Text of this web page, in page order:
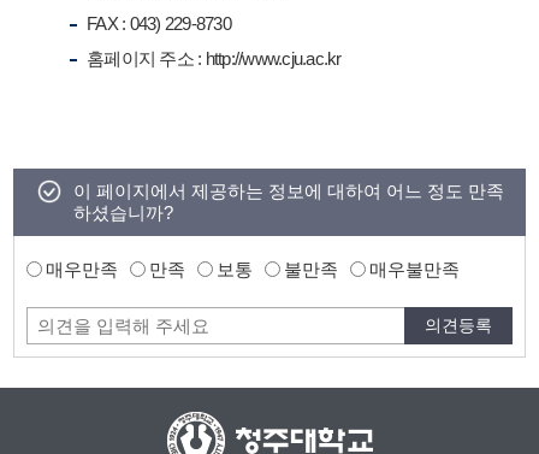
FAX : 043) 229-8730
홈페이지 주소 : http://www.cju.ac.kr
이 페이지에서 제공하는 정보에 대하여 어느 정도 만족
하셨습니까?
매우만족 만족 보통 불만족 매우불만족